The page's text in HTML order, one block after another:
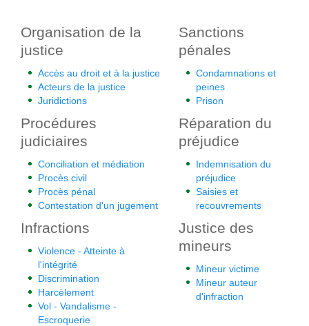
Organisation de la
justice
Accès au droit et à la justice
Acteurs de la justice
Juridictions
Procédures
judiciaires
Conciliation et médiation
Procès civil
Procès pénal
Contestation d'un jugement
Infractions
Violence - Atteinte à
l'intégrité
Discrimination
Harcèlement
Vol - Vandalisme -
Escroquerie
Sanctions
pénales
Condamnations et
peines
Prison
Réparation du
préjudice
Indemnisation du
préjudice
Saisies et
recouvrements
Justice des
mineurs
Mineur victime
Mineur auteur
d'infraction